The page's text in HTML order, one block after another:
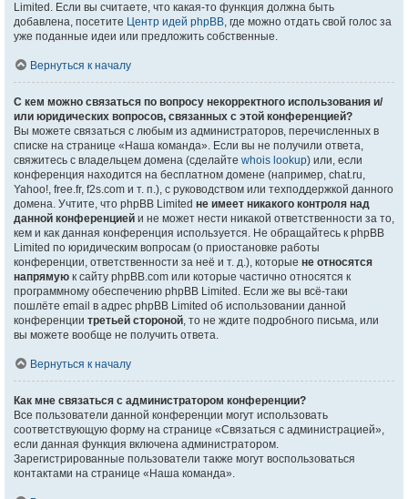
Limited. Если вы считаете, что какая-то функция должна быть
добавлена, посетите Центр идей phpBB, где можно отдать свой голос за
уже поданные идеи или предложить собственные.
Вернуться к началу
С кем можно связаться по вопросу некорректного использования и/
или юридических вопросов, связанных с этой конференцией?
Вы можете связаться с любым из администраторов, перечисленных в
списке на странице «Наша команда». Если вы не получили ответа,
свяжитесь с владельцем домена (сделайте whois lookup) или, если
конференция находится на бесплатном домене (например, chat.ru,
Yahoo!, free.fr, f2s.com и т. п.), с руководством или техподдержкой данного
домена. Учтите, что phpBB Limited не имеет никакого контроля над
данной конференцией и не может нести никакой ответственности за то,
кем и как данная конференция используется. Не обращайтесь к phpBB
Limited по юридическим вопросам (о приостановке работы
конференции, ответственности за неё и т. д.), которые не относятся
напрямую к сайту phpBB.com или которые частично относятся к
программному обеспечению phpBB Limited. Если же вы всё-таки
пошлёте email в адрес phpBB Limited об использовании данной
конференции третьей стороной, то не ждите подробного письма, или
вы можете вообще не получить ответа.
Вернуться к началу
Как мне связаться с администратором конференции?
Все пользователи данной конференции могут использовать
соответствующую форму на странице «Связаться с администрацией»,
если данная функция включена администратором.
Зарегистрированные пользователи также могут воспользоваться
контактами на странице «Наша команда».